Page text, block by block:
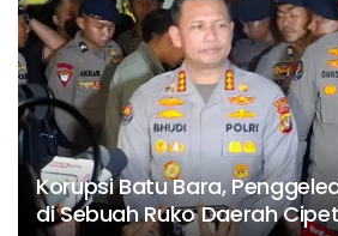
Korupsi Batu Bara,
di Sebuah Ruko Daerah